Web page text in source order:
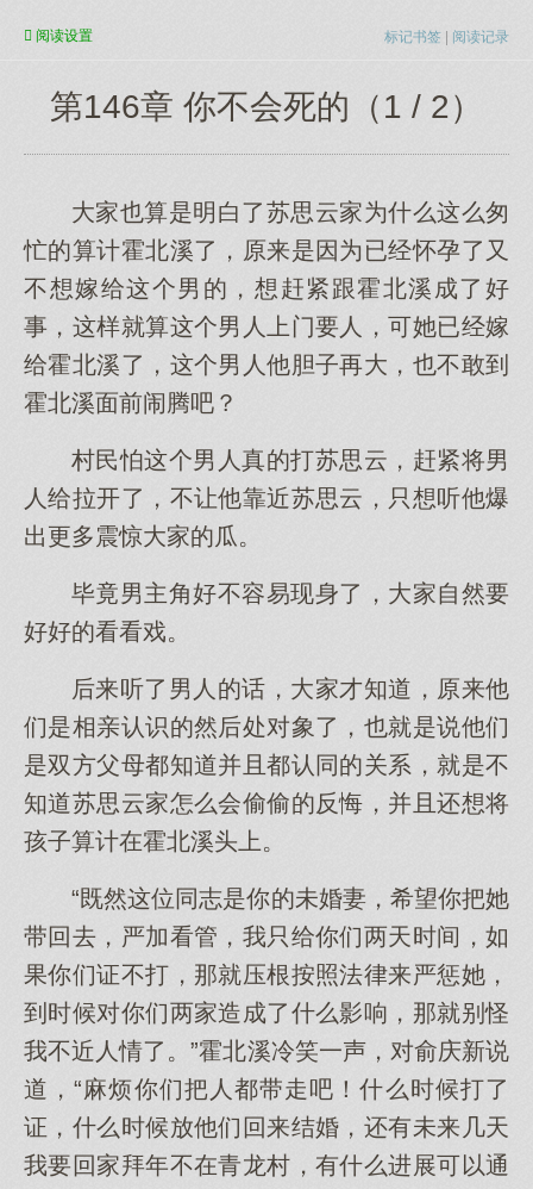
标记书签 | 阅读记录
阅读设置
第146章 你不会死的（1 / 2）
大家也算是明白了苏思云家为什么这么匆
忙的算计霍北溪了，原来是因为已经怀孕了又
不想嫁给这个男的，想赶紧跟霍北溪成了好
事，这样就算这个男人上门要人，可她已经嫁
给霍北溪了，这个男人他胆子再大，也不敢到
霍北溪面前闹腾吧？
村民怕这个男人真的打苏思云，赶紧将男
人给拉开了，不让他靠近苏思云，只想听他爆
出更多震惊大家的瓜。
毕竟男主角好不容易现身了，大家自然要
好好的看看戏。
后来听了男人的话，大家才知道，原来他
们是相亲认识的然后处对象了，也就是说他们
是双方父母都知道并且都认同的关系，就是不
知道苏思云家怎么会偷偷的反悔，并且还想将
孩子算计在霍北溪头上。
“既然这位同志是你的未婚妻，希望你把她
带回去，严加看管，我只给你们两天时间，如
果你们证不打，那就压根按照法律来严惩她，
到时候对你们两家造成了什么影响，那就别怪
我不近人情了。”霍北溪冷笑一声，对俞庆新说
道，“麻烦你们把人都带走吧！什么时候打了
证，什么时候放他们回来结婚，还有未来几天
我要回家拜年不在青龙村，有什么进展可以通